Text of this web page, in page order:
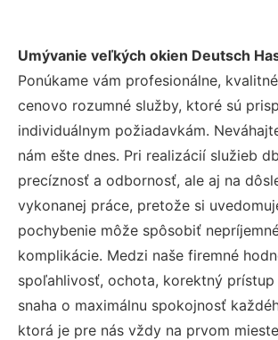
Umývanie veľkých okien Deutsch
Ponúkame vám profesionálne,
cenovo rozumné služby, ktoré sú
individuálnym požiadavkám.
nám ešte dnes. Pri realizácií služieb
precíznosť a odbornosť, ale aj na
vykonanej práce, pretože si
pochybenie môže spôsobiť
komplikácie. Medzi naše firemné
spoľahlivosť, ochota, korektný prístup
snaha o maximálnu spokojnosť
ktorá je pre nás vždy na prvom